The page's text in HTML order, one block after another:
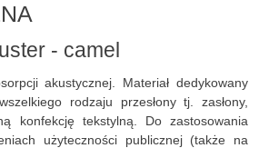
- camel
akustycznej. Materiał dedykowany
rodzaju przesłony tj. zasłony,
konfekcję tekstylną. Do zastosowania
użyteczności publicznej (także na